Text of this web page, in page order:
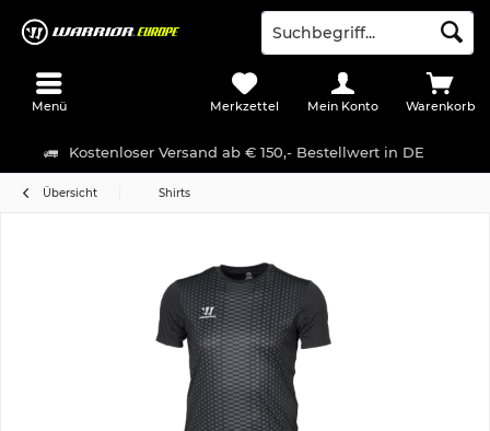
Kostenloser Versand ab € 150,- Bestellwert in DE
Menü Warenkorb
Merkzettel Mein Konto
Übersicht Shirts